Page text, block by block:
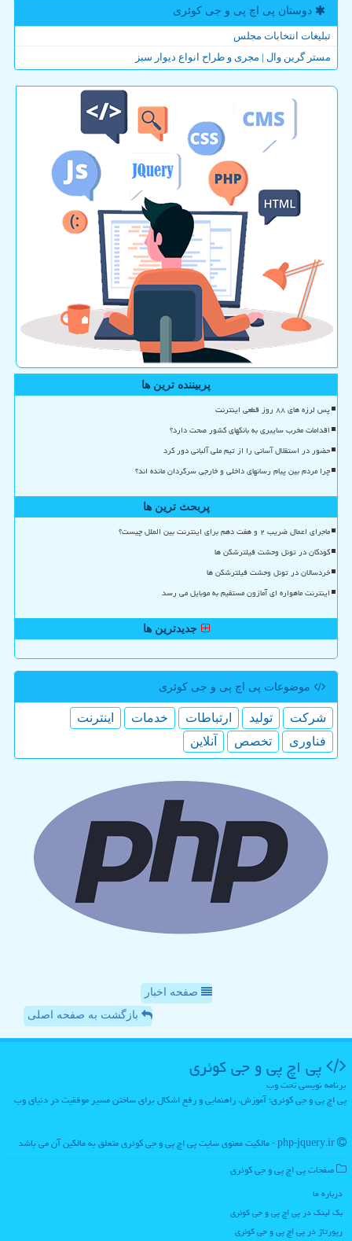
دوستان پی اچ پی و جی كوئری
تبلیغات انتخابات مجلس
مستر گرین وال | مجری و طراح انواع دیوار سبز
پربیننده ترین ها
پس لرزه های ۸۸ روز قطعی اینترنت
اقدامات مخرب سایبری به بانکهای کشور صحت دارد؟
حضور در استقلال آسانی را از تیم ملی آلبانی دور کرد
چرا مردم بین پیام رسانهای داخلی و خارجی سرگردان مانده اند؟
پربحث ترین ها
ماجرای اعمال ضریب ۲ و هفت دهم برای اینترنت بین الملل چیست؟
کودکان در تونل وحشت فیلترشکن ها
خردسالان در تونل وحشت فیلترشکن ها
اینترنت ماهواره ای آمازون مستقیم به موبایل می رسد
جدیدترین ها
موضوعات پی اچ پی و جی كوئری
شركت تولید ارتباطات خدمات
اینترنت
فناوری
تخصص آنلاین
صفحه اخبار
بازگشت به صفحه اصلی
پی اچ پی و جی كوئری
برنامه نویسی تحت وب
پی اچ پی و جی کوئری؛ آموزش، راهنمایی و رفع اشکال برای ساختن مسیر موفقیت در دنیای وب
صفحات پی اچ پی و جی كوئری
درباره ما
بک لینک در پی اچ پی و جی كوئری
رپورتاژ در پی اچ پی و جی كوئری